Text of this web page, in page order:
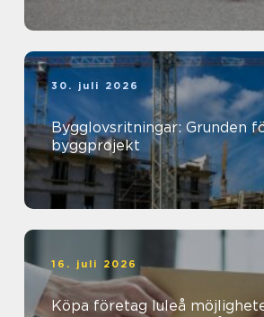
30. juli 2026
Bygglovsritningar: Grunden
byggprojekt
16. juli 2026
Köpa företag luleå möjligheter, risker